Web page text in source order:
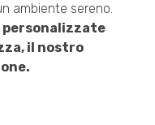
ambiente sereno.
personalizzate
il nostro